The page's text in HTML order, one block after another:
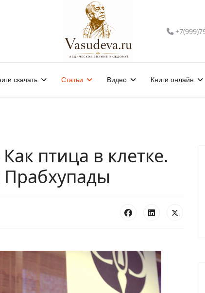
скачать Статьи Видео Книги онлайн
птица в клетке.
Прабхупады